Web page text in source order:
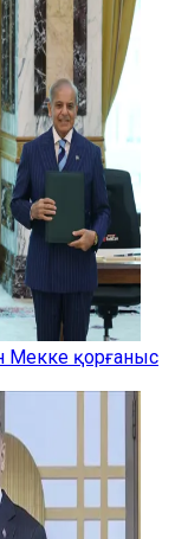
Мекке қорғаныс